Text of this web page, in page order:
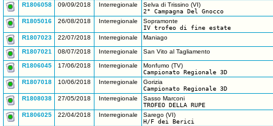
R1806058
09/09/2018 Interregionale
Selva di Trissino (VI)
2° Campagna Del Gnocco
R1805016
26/08/2018 Interregionale
Sopramonte
IV trofeo di fine estate
R1807023
22/07/2018 Interregionale Maniago
R1807021 08/07/2018 Interregionale San Vito al Tagliamento
R1806045 17/06/2018 Interregionale
Monfumo (TV)
Campionato Regionale 3D
R1807018
10/06/2018 Interregionale
Gorizia
Campionato Regionale 3D
R1808038
27/05/2018 Interregionale
Sasso Marconi
TROFEO DELLA RUPE
R1806025
22/04/2018 Interregionale
Sarego (VI)
H/F dei Berici